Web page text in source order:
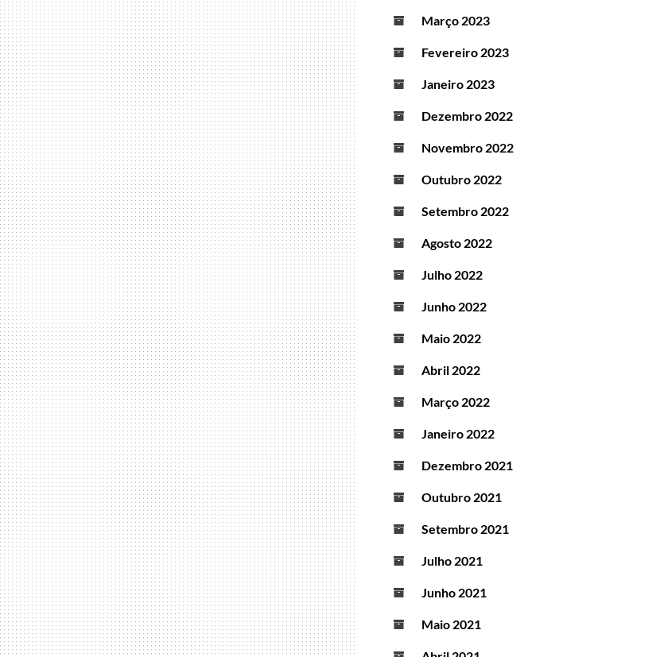
Março 2023
Fevereiro 2023
Janeiro 2023
Dezembro 2022
Novembro 2022
Outubro 2022
Setembro 2022
Agosto 2022
Julho 2022
Junho 2022
Maio 2022
Abril 2022
Março 2022
Janeiro 2022
Dezembro 2021
Outubro 2021
Setembro 2021
Julho 2021
Junho 2021
Maio 2021